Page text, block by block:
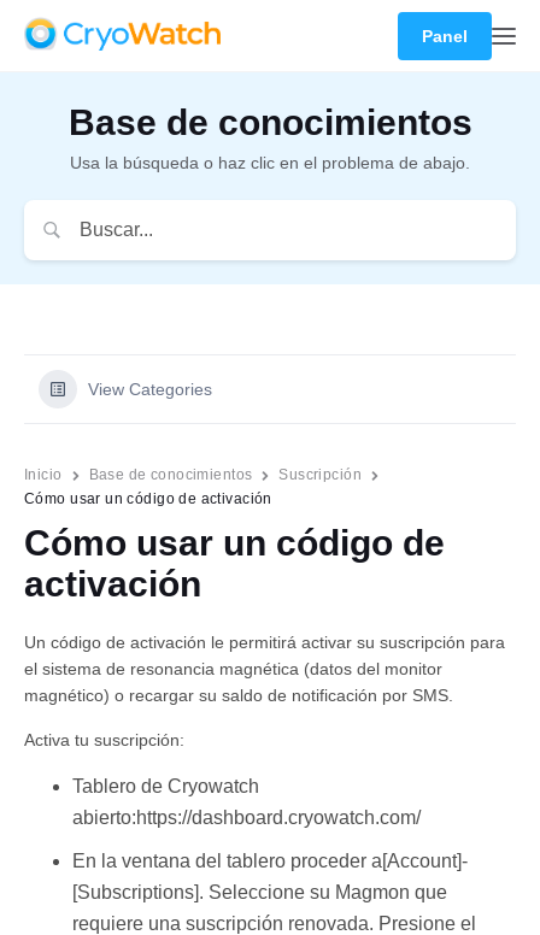
Español
Panel
Base de conocimientos
Usa la búsqueda o haz clic en el problema de abajo.
View Categories
Inicio Base de conocimientos
Suscripción
Cómo usar un código de activación
Cómo usar un código de
activación
Un código de activación le permitirá activar su suscripción para
el sistema de resonancia magnética (datos del monitor
magnético) o recargar su saldo de notificación por SMS.
Activa tu suscripción:
Tablero de Cryowatch
abierto:https://dashboard.cryowatch.com/
En la ventana del tablero proceder a[Account]-
[Subscriptions]. Seleccione su Magmon que
requiere una suscripción renovada. Presione el